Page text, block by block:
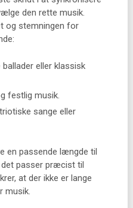
den rette musik.
og stemningen for
ballader eller klassisk
festlig musik.
sange eller
en passende længde til
passer præcist til
at der ikke er lange
musik.